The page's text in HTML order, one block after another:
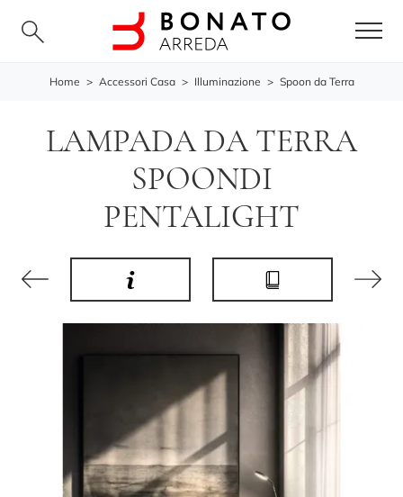
Home > Accessori Casa > Illuminazione > Spoon da Terra
LAMPADA DA TERRA
SPOONDI
PENTALIGHT